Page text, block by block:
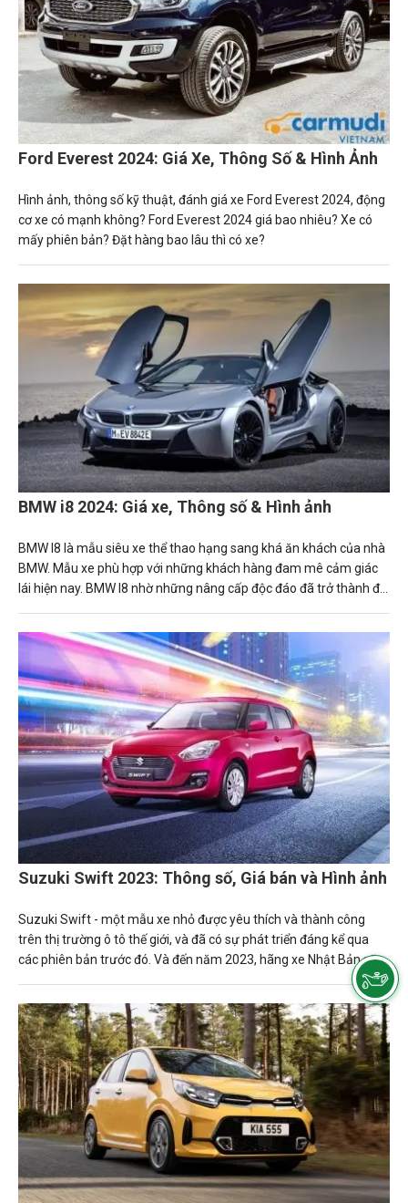
Ford Everest 2024: Giá Xe, Thông Số & Hình Ảnh
Hình ảnh, thông số kỹ thuật, đánh giá xe Ford Everest 2024, động
cơ xe có mạnh không? Ford Everest 2024 giá bao nhiêu? Xe có
mấy phiên bản? Đặt hàng bao lâu thì có xe?
BMW i8 2024: Giá xe, Thông số & Hình ảnh
BMW I8 là mẫu siêu xe thể thao hạng sang khá ăn khách của nhà
BMW. Mẫu xe phù hợp với những khách hàng đam mê cảm giác
lái hiện nay. BMW I8 nhờ những nâng cấp độc đáo đã trở thành đối
Suzuki Swift 2023: Thông số, Giá bán và Hình ảnh
Suzuki Swift - một mẫu xe nhỏ được yêu thích và thành công
trên thị trường ô tô thế giới, và đã có sự phát triển đáng kể qua
các phiên bản trước đó. Và đến năm 2023, hãng xe Nhật Bản sẽ
ra mắt phiên bản mới nhất của mẫu xe này với nhiều tính năng và